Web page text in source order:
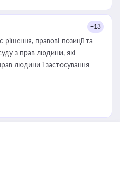
+13
правові позиції та
з прав людини, які
людини і застосування